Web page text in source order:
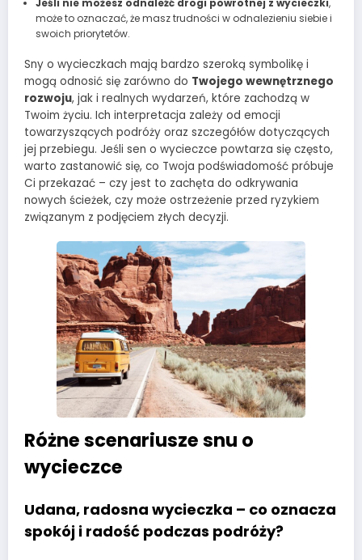
Jeśli nie możesz odnaleźć drogi powrotnej z wycieczki,
może to oznaczać, że masz trudności w odnalezieniu siebie i
swoich priorytetów.
Sny o wycieczkach mają bardzo szeroką symbolikę i
mogą odnosić się zarówno do Twojego wewnętrznego
rozwoju, jak i realnych wydarzeń, które zachodzą w
Twoim życiu. Ich interpretacja zależy od emocji
towarzyszących podróży oraz szczegółów dotyczących
jej przebiegu. Jeśli sen o wycieczce powtarza się często,
warto zastanowić się, co Twoja podświadomość próbuje
Ci przekazać – czy jest to zachęta do odkrywania
nowych ścieżek, czy może ostrzeżenie przed ryzykiem
związanym z podjęciem złych decyzji.
Różne scenariusze snu o
wycieczce
Udana, radosna wycieczka – co oznacza
spokój i radość podczas podróży?